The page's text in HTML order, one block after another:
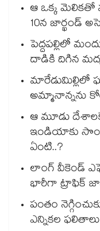
ఆ ఒక్క మెలికతో
10న జార్ఖండ్
పెద్దపల్లిలో
దాడికి దిగిన
మారేడుమిల్లిలో
అమ్మానాన్నను
ఆ మూడు
ఇండియాకు
ఏంటి..?
లాంగ్ వీకెండ్
భారీగా ట్రాఫిక్
పంతం
ఎన్నికల